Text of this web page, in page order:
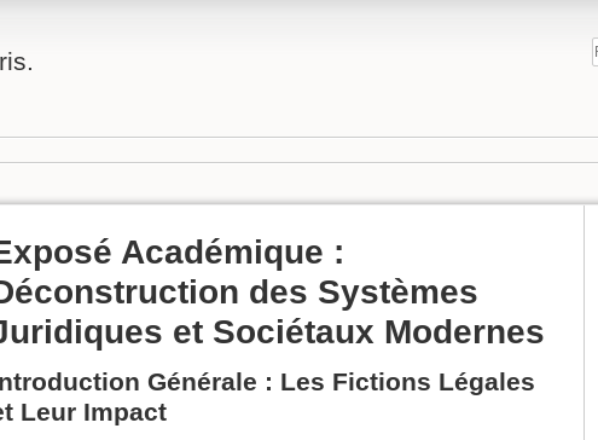
Académique :
des Systèmes
et Sociétaux Modernes
Générale : Les Fictions Légales
Leur Impact